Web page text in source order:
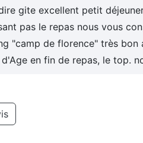
gite excellent petit
pas le repas nous vous
"camp de florence" très
d'Age en fin de repas, le top.